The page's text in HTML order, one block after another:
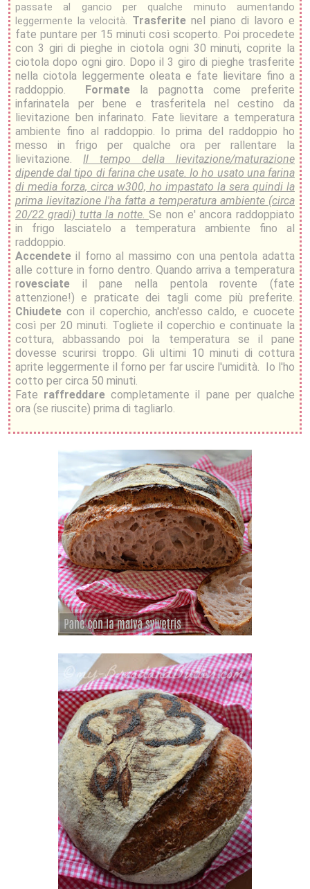
passate al gancio per qualche minuto aumentando
leggermente la velocità. Trasferite nel piano di lavoro e
fate puntare per 15 minuti così scoperto. Poi procedete
con 3 giri di pieghe in ciotola ogni 30 minuti, coprite la
ciotola dopo ogni giro. Dopo il 3 giro di pieghe trasferite
nella ciotola leggermente oleata e fate lievitare fino a
raddoppio. Formate la pagnotta come preferite
infarinatela per bene e trasferitela nel cestino da
lievitazione ben infarinato. Fate lievitare a temperatura
ambiente fino al raddoppio. Io prima del raddoppio ho
messo in frigo per qualche ora per rallentare la
lievitazione. Il tempo della lievitazione/maturazione
dipende dal tipo di farina che usate. Io ho usato una farina
di media forza, circa w300, ho impastato la sera quindi la
prima lievitazione l'ha fatta a temperatura ambiente (circa
20/22 gradi) tutta la notte. Se non e' ancora raddoppiato
in frigo lasciatelo a temperatura ambiente fino al
raddoppio.
Accendete il forno al massimo con una pentola adatta
alle cotture in forno dentro. Quando arriva a temperatura
rovesciate il pane nella pentola rovente (fate
attenzione!) e praticate dei tagli come più preferite.
Chiudete con il coperchio, anch'esso caldo, e cuocete
così per 20 minuti. Togliete il coperchio e continuate la
cottura, abbassando poi la temperatura se il pane
dovesse scurirsi troppo. Gli ultimi 10 minuti di cottura
aprite leggermente il forno per far uscire l'umidità. Io l'ho
cotto per circa 50 minuti.
Fate raffreddare completamente il pane per qualche
ora (se riuscite) prima di tagliarlo.